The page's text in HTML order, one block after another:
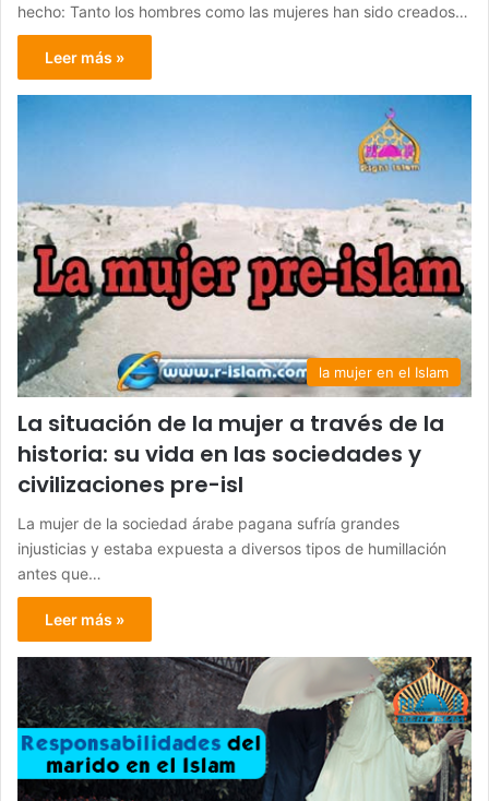
hecho: Tanto los hombres como las mujeres han sido creados…
Leer más »
la mujer en el Islam
La situación de la mujer a través de la
historia: su vida en las sociedades y
civilizaciones pre-isl
La mujer de la sociedad árabe pagana sufría grandes
injusticias y estaba expuesta a diversos tipos de humillación
antes que…
Leer más »